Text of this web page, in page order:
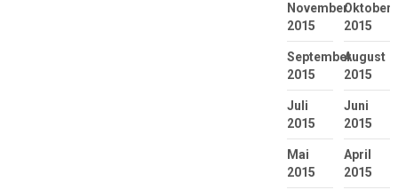
November
2015
Oktober
2015
September
2015
August
2015
Juli
2015
Juni
2015
Mai
2015
April
2015